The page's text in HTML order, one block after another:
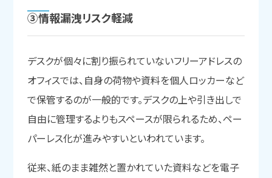
③情報漏洩リスク軽減
デスクが個々に割り振られていないフリーアドレスの
オフィスでは、自身の荷物や資料を個人ロッカーなど
で保管するのが一般的です。デスクの上や引き出しで
自由に管理するよりもスペースが限られるため、ペー
パーレス化が進みやすいといわれています。
従来、紙のまま雑然と置かれていた資料などを電子